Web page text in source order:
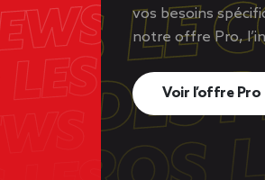
vos besoins
notre offre Pro,
Voir l’offre Pro